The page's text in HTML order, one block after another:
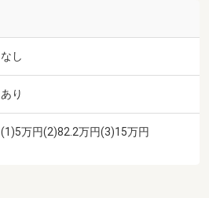
なし
あり
(1)5万円(2)82.2万円(3)15万円